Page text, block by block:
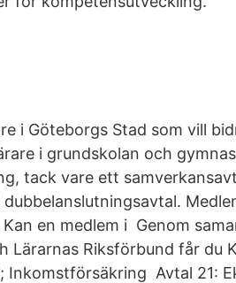
i Göteborgs Stad som vill
i grundskolan och
tack vare ett
en medlem i Genom
Lärarnas Riksförbund får du
Inkomstförsäkring Avtal 21: